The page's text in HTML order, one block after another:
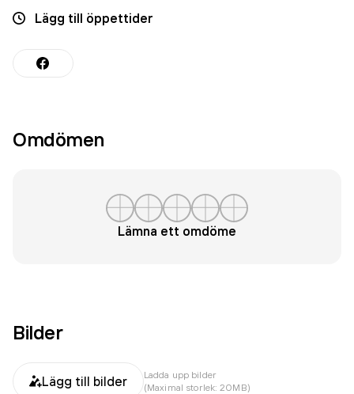
Lägg till öppettider
Omdömen
Lämna ett omdöme
Bilder
Lägg till bilder
Ladda upp bilder
(Maximal storlek: 20MB)